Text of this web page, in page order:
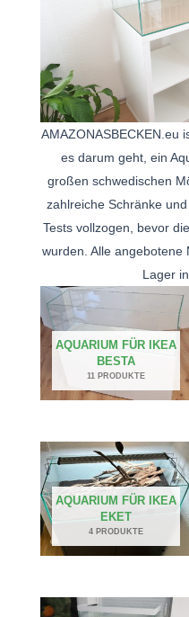
AMAZONASBECKEN.eu
es darum geht, ein
großen schwedischen
zahlreiche Schränke
Tests vollzogen, bevor
wurden. Alle angebotene
Lager
AQUARIUM FÜR IKEA
BESTA
11 PRODUKTE
AQUARIUM FÜR IKEA
EKET
4 PRODUKTE